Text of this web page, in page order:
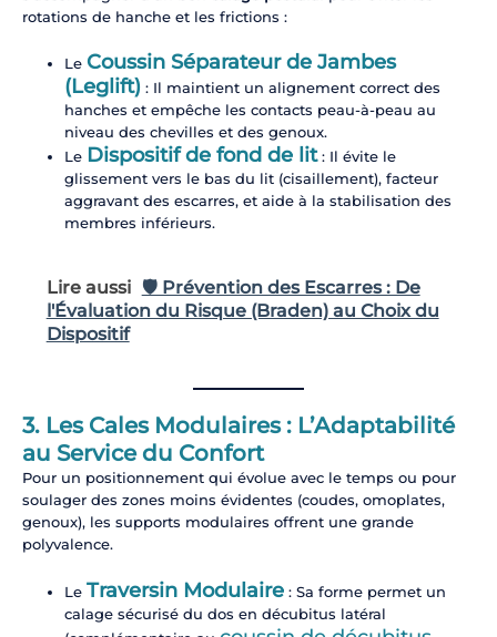
rotations de hanche et les frictions :
Le Coussin Séparateur de Jambes
(Leglift): Il maintient un alignement correct des
hanches et empêche les contacts peau-à-peau au
niveau des chevilles et des genoux.
Le Dispositif de fond de lit: Il évite le
glissement vers le bas du lit (cisaillement), facteur
aggravant des escarres, et aide à la stabilisation des
membres inférieurs.
Lire aussi 🛡️ Prévention des Escarres : De
l'Évaluation du Risque (Braden) au Choix du
Dispositif
3. Les Cales Modulaires : L’Adaptabilité
au Service du Confort
Pour un positionnement qui évolue avec le temps ou pour
soulager des zones moins évidentes (coudes, omoplates,
genoux), les supports modulaires offrent une grande
polyvalence.
Le Traversin Modulaire: Sa forme permet un
calage sécurisé du dos en décubitus latéral